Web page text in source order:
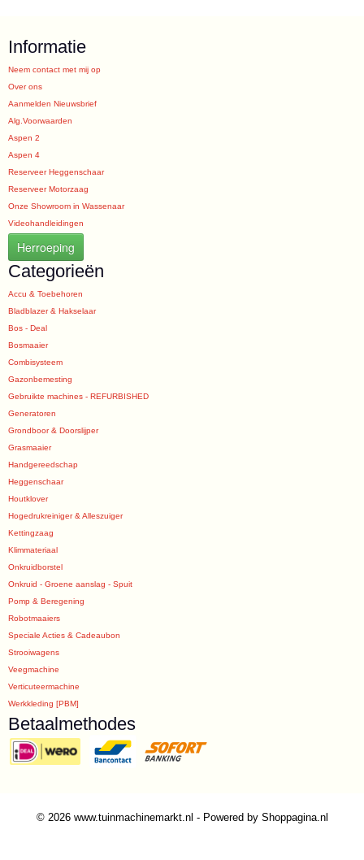
Informatie
Neem contact met mij op
Over ons
Aanmelden Nieuwsbrief
Alg.Voorwaarden
Aspen 2
Aspen 4
Reserveer Heggenschaar
Reserveer Motorzaag
Onze Showroom in Wassenaar
Videohandleidingen
Herroeping
Categorieën
Accu & Toebehoren
Bladblazer & Hakselaar
Bos - Deal
Bosmaaier
Combisysteem
Gazonbemesting
Gebruikte machines - REFURBISHED
Generatoren
Grondboor & Doorslijper
Grasmaaier
Handgereedschap
Heggenschaar
Houtklover
Hogedrukreiniger & Alleszuiger
Kettingzaag
Klimmateriaal
Onkruidborstel
Onkruid - Groene aanslag - Spuit
Pomp & Beregening
Robotmaaiers
Speciale Acties & Cadeaubon
Strooiwagens
Veegmachine
Verticuteermachine
Werkkleding [PBM]
Betaalmethodes
© 2026 www.tuinmachinemarkt.nl - Powered by Shoppagina.nl